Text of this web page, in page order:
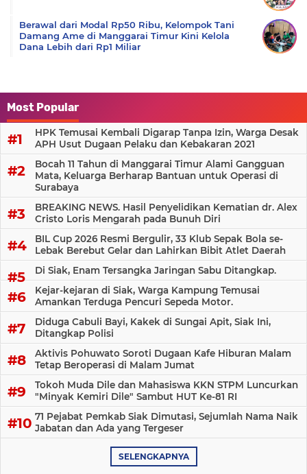
Berawal dari Modal Rp50 Ribu, Kelompok Tani
Damang Ame di Manggarai Timur Kini Kelola
Dana Lebih dari Rp1 Miliar
Most Popular
HPK Temusai Kembali Digarap Tanpa Izin, Warga Desak
APH Usut Dugaan Pelaku dan Kebakaran 2021
Bocah 11 Tahun di Manggarai Timur Alami Gangguan
Mata, Keluarga Berharap Bantuan untuk Operasi di
Surabaya
BREAKING NEWS. Hasil Penyelidikan Kematian dr. Alex
Cristo Loris Mengarah pada Bunuh Diri
BIL Cup 2026 Resmi Bergulir, 33 Klub Sepak Bola se-
Lebak Berebut Gelar dan Lahirkan Bibit Atlet Daerah
Di Siak, Enam Tersangka Jaringan Sabu Ditangkap.
Kejar-kejaran di Siak, Warga Kampung Temusai
Amankan Terduga Pencuri Sepeda Motor.
Diduga Cabuli Bayi, Kakek di Sungai Apit, Siak Ini,
Ditangkap Polisi
Aktivis Pohuwato Soroti Dugaan Kafe Hiburan Malam
Tetap Beroperasi di Malam Jumat
Tokoh Muda Dile dan Mahasiswa KKN STPM Luncurkan
"Minyak Kemiri Dile" Sambut HUT Ke-81 RI
71 Pejabat Pemkab Siak Dimutasi, Sejumlah Nama Naik
Jabatan dan Ada yang Tergeser
SELENGKAPNYA